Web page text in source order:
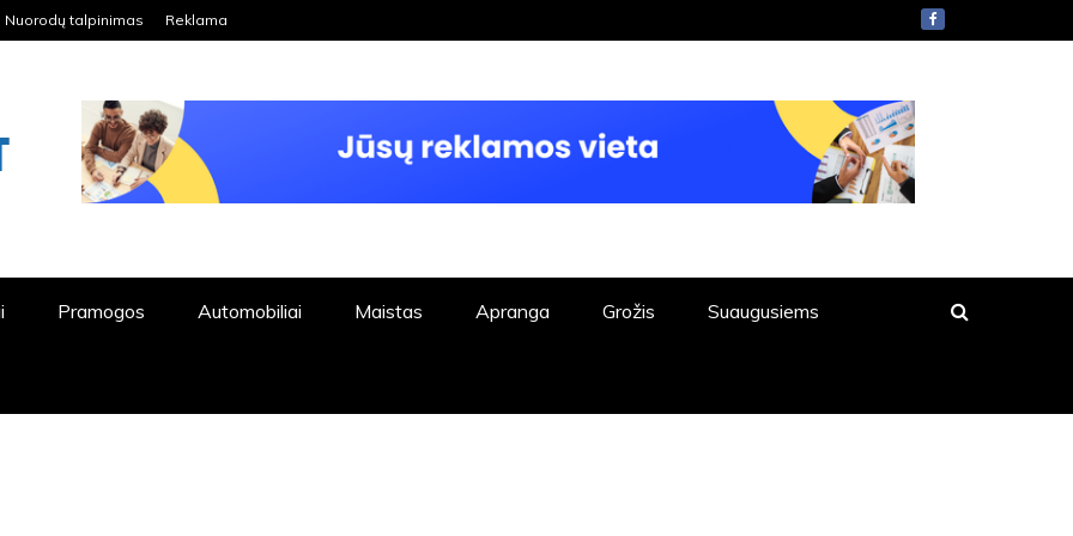
Nuorodų talpinimas Reklama
Pramogos Automobiliai Maistas Apranga Grožis Suaugusiems